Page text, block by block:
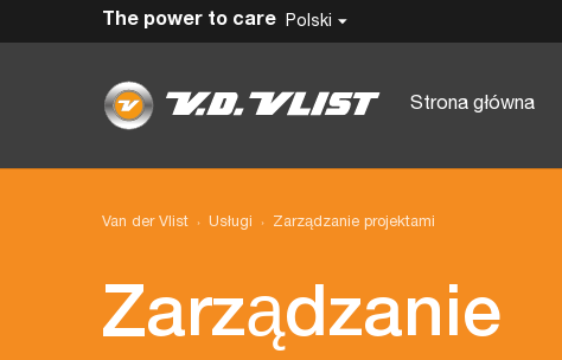
Polski
Strona główna
The power to care
Van der Vlist Usługi Zarządzanie projektami
Zarządzanie